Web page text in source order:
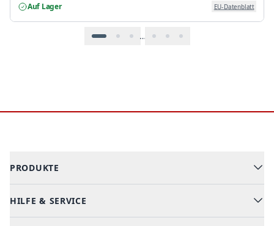
Auf Lager EU-Datenblatt
…
PRODUKTE
Alle Kategorien
HILFE & SERVICE